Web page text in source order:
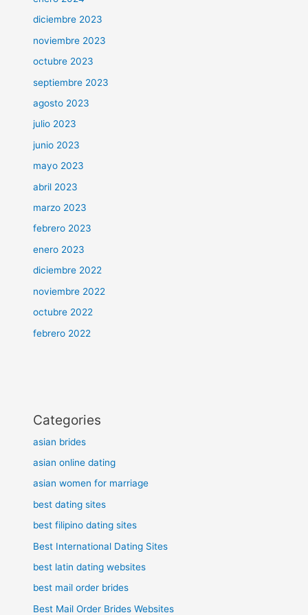
diciembre 2023
noviembre 2023
octubre 2023
septiembre 2023
agosto 2023
julio 2023
junio 2023
mayo 2023
abril 2023
marzo 2023
febrero 2023
enero 2023
diciembre 2022
noviembre 2022
octubre 2022
febrero 2022
Categories
asian brides
asian online dating
asian women for marriage
best dating sites
best filipino dating sites
Best International Dating Sites
best latin dating websites
best mail order brides
Best Mail Order Brides Websites